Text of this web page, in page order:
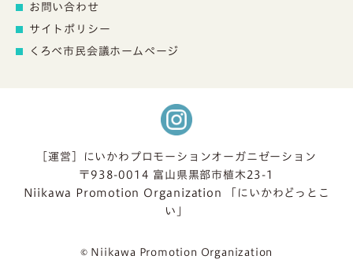
お問い合わせ
サイトポリシー
くろべ市民会議ホームページ
［運営］にいかわプロモーションオーガニゼーション
〒938-0014 富山県黒部市植木23-1
Niikawa Promotion Organization 「にいかわどっとこ
い」
© Niikawa Promotion Organization